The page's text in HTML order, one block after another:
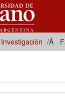
Investigación